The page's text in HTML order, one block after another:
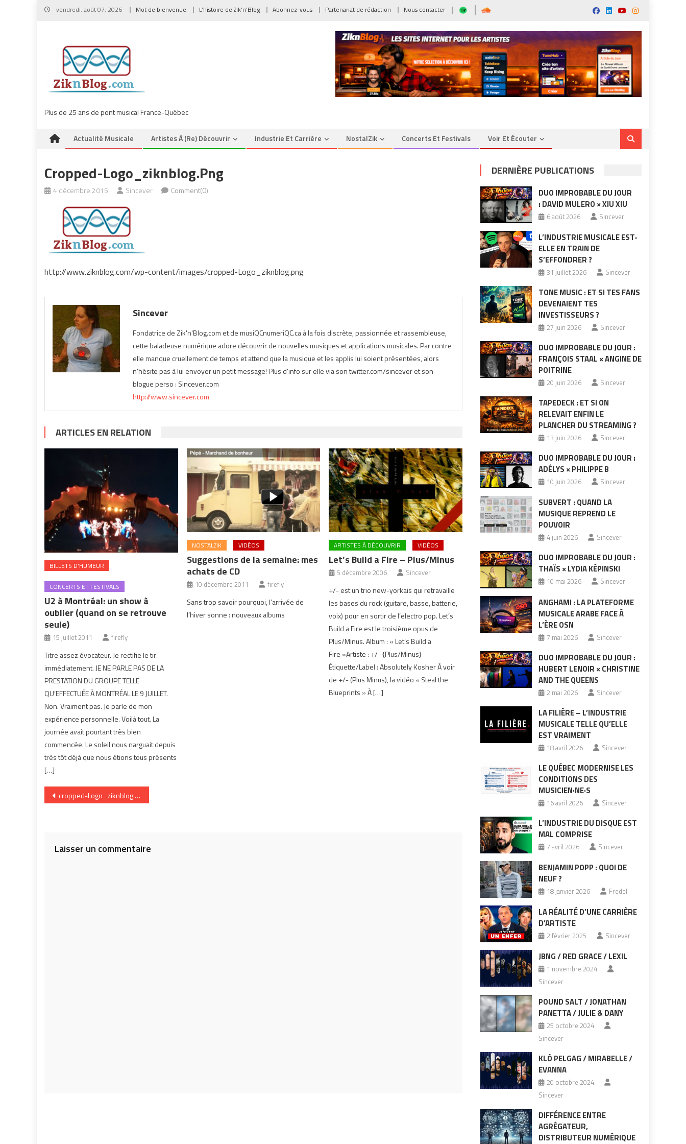
Skip
vendredi, août 07, 2026 Mot de bienvenue L’histoire de Zik’n’Blog Abonnez-vous Partenariat de rédaction Nous contacter
Plus de 25 ans de pont musical France-Québec
Actualité Musicale Artistes À (re) Découvrir Industrie Et Carrière NostalZik Concerts Et Festivals Voir Et Écouter
Cropped-Logo_ziknblog.png
4 décembre 2015 Sincever Comment(0)
http://www.ziknblog.com/wp-content/images/cropped-Logo_ziknblog.png
Sincever
Fondatrice de Zik'n'Blog.com et de musiQCnumeriQC.ca à la fois discrète, passionnée et rassembleuse,
cette baladeuse numérique adore découvrir de nouvelles musiques et applications musicales. Par contre
elle manque cruellement de temps et attend que la musique et les applis lui soient présentées, alors
n'hésite pas à lui envoyer un petit message! Plus d'info sur elle via son twitter.com/sincever et son
blogue perso : Sincever.com
http://www.sincever.com
ARTICLES EN RELATION
BILLETS D'HUMEUR
CONCERTS ET FESTIVALS
U2 à Montréal: un show à
oublier (quand on se retrouve
seule)
15 juillet 2011 firefly
Titre assez évocateur. Je rectifie le tir
immédiatement. JE NE PARLE PAS DE LA
PRESTATION DU GROUPE TELLE
QU’EFFECTUÉE À MONTRÉAL LE 9 JUILLET.
Non. Vraiment pas. Je parle de mon
expérience personnelle. Voilà tout. La
journée avait pourtant très bien
commencée. Le soleil nous narguait depuis
très tôt déjà que nous étions tous présents
[…]
NOSTALZIK VIDÉOS
Suggestions de la semaine: mes
achats de CD
10 décembre 2011 firefly
Sans trop savoir pourquoi, l’arrivée de
l’hiver sonne : nouveaux albums
ARTISTES À DÉCOUVRIR VIDÉOS
Let’s Build a Fire – Plus/Minus
5 décembre 2006 Sincever
+/- est un trio new-yorkais qui retravaille
les bases du rock (guitare, basse, batterie,
voix) pour en sortir de l’electro pop. Let’s
Build a Fire est le troisième opus de
Plus/Minus. Album : « Let’s Build a
Fire »Artiste : +/- {Plus/Minus}
Étiquette/Label : Absolutely Kosher À voir
de +/- (Plus Minus), la vidéo « Steal the
Blueprints » À […]
Navigation
cropped-Logo_ziknblog.png
Laisser un commentaire
DERNIÈRE PUBLICATIONS
DUO IMPROBABLE DU JOUR
: DAVID MULERO × XIU XIU
6 août 2026 Sincever
L’INDUSTRIE MUSICALE EST-
ELLE EN TRAIN DE
S’EFFONDRER ?
31 juillet 2026 Sincever
TONE MUSIC : ET SI TES FANS
DEVENAIENT TES
INVESTISSEURS ?
27 juin 2026 Sincever
DUO IMPROBABLE DU JOUR :
FRANÇOIS STAAL × ANGINE DE
POITRINE
20 juin 2026 Sincever
TAPEDECK : ET SI ON
RELEVAIT ENFIN LE
PLANCHER DU STREAMING ?
13 juin 2026 Sincever
DUO IMPROBABLE DU JOUR :
ADÉLYS × PHILIPPE B
10 juin 2026 Sincever
SUBVERT : QUAND LA
MUSIQUE REPREND LE
POUVOIR
4 juin 2026 Sincever
DUO IMPROBABLE DU JOUR :
THAÏS × LYDIA KÉPINSKI
10 mai 2026 Sincever
ANGHAMI : LA PLATEFORME
MUSICALE ARABE FACE À
L’ÈRE OSN
7 mai 2026 Sincever
DUO IMPROBABLE DU JOUR :
HUBERT LENOIR × CHRISTINE
AND THE QUEENS
2 mai 2026 Sincever
LA FILIÈRE – L’INDUSTRIE
MUSICALE TELLE QU’ELLE
EST VRAIMENT
18 avril 2026 Sincever
LE QUÉBEC MODERNISE LES
CONDITIONS DES
MUSICIEN·NE·S
16 avril 2026 Sincever
L’INDUSTRIE DU DISQUE EST
MAL COMPRISE
7 avril 2026 Sincever
BENJAMIN POPP : QUOI DE
NEUF ?
18 janvier 2026 Fredel
LA RÉALITÉ D’UNE CARRIÈRE
D’ARTISTE
2 février 2025 Sincever
JBNG / RED GRACE / LEXIL
1 novembre 2024
Sincever
POUND SALT / JONATHAN
PANETTA / JULIE & DANY
25 octobre 2024
Sincever
KLÔ PELGAG / MIRABELLE /
EVANNA
20 octobre 2024
Sincever
DIFFÉRENCE ENTRE
AGRÉGATEUR,
DISTRIBUTEUR NUMÉRIQUE